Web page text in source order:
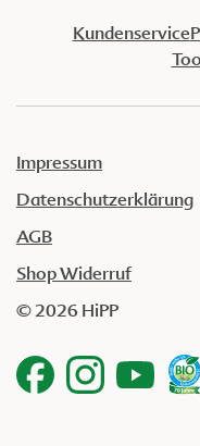
Kundenservice
Impressum
Datenschutzerklärung
AGB
Shop Widerruf
© 2026 HiPP